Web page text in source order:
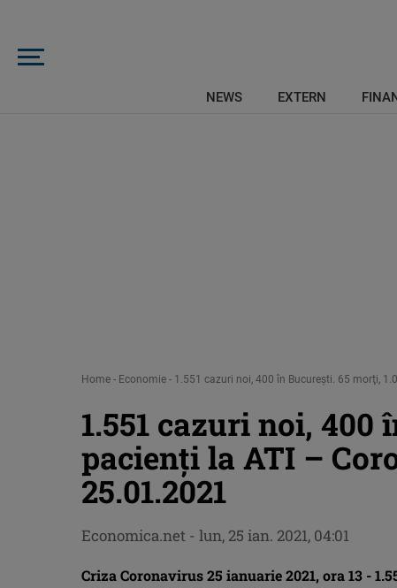
NEWS EXTERN
Home - Economie - 1.551 cazuri noi, 400 în Bucureşti. 65 morţi,
1.551 cazuri noi, 400
pacienţi la ATI –
25.01.2021
Criza Coronavirus 25 ianuarie 2021, ora 13 -
Economica.net - lun, 25 ian. 2021, 04:01